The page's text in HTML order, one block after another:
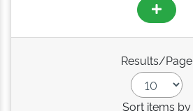
Results/Page
Sort items by